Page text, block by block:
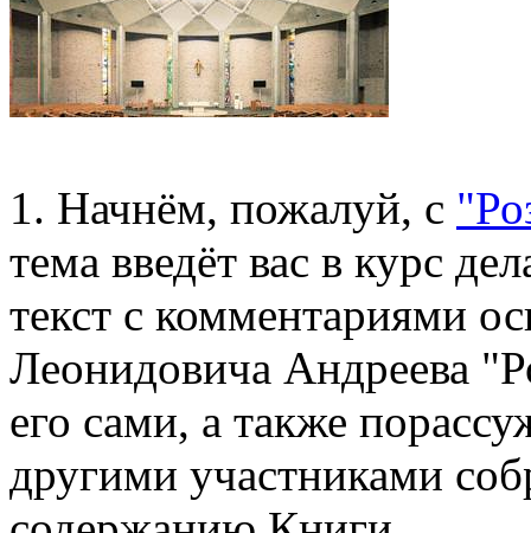
1. Начнём, пожалуй, с
тема введёт вас в курс
текст с комментариями
Леонидовича Андреева
его сами, а также
другими участниками